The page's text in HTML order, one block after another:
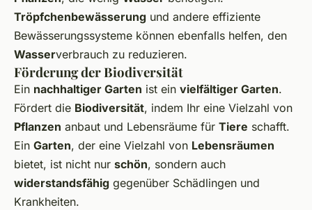
Tröpfchenbewässerung und andere effiziente
Bewässerungssysteme können ebenfalls helfen, den
Wasserverbrauch zu reduzieren.
Förderung der Biodiversität
Ein nachhaltiger Garten ist ein vielfältiger Garten.
Fördert die Biodiversität, indem Ihr eine Vielzahl von
Pflanzen anbaut und Lebensräume für Tiere schafft.
Ein Garten, der eine Vielzahl von Lebensräumen
bietet, ist nicht nur schön, sondern auch
widerstandsfähig gegenüber Schädlingen und
Krankheiten.